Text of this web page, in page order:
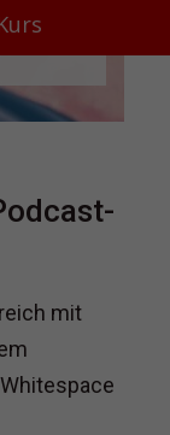
mit